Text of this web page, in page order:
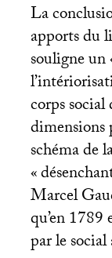
La
apports du
souligne un
corps
dimensions
schéma de
«
Marcel
qu’en 1789
par le